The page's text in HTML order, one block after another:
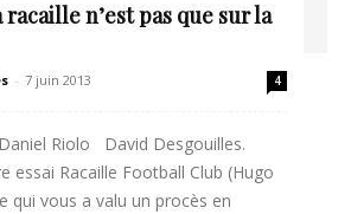
n’est pas que sur la
- 7 juin 2013 4
Riolo David Desgouilles.
essai Racaille Football Club (Hugo
qui vous a valu un procès en